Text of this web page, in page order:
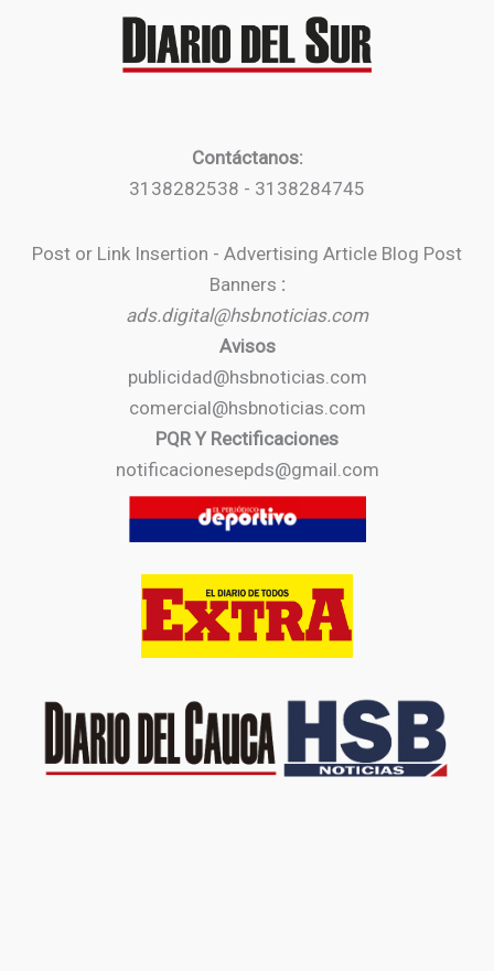
Contáctanos:
3138282538 - 3138284745
Post or Link Insertion - Advertising Article Blog Post
Banners :
ads.digital@hsbnoticias.com
Avisos
publicidad@hsbnoticias.com
comercial@hsbnoticias.com
PQR Y Rectificaciones
notificacionesepds@gmail.com